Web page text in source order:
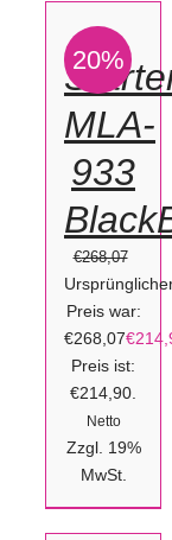
20%
/
DETAILS
MLA-
933
€268,07
Preis war:
€268,07€
Preis ist:
€214,90.
Netto
Zzgl. 19%
MwSt.
DEN